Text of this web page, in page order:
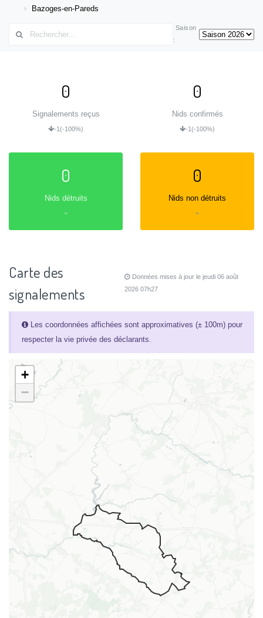
Bazoges-en-Pareds
Saison
:
0
Signalements reçus
-1(-100%)
0
Nids confirmés
-1(-100%)
0
Nids détruits
=
0
Nids non détruits
=
Carte des
signalements
Données mises à jour le jeudi 06 août
2026 07h27
Les coordonnées affichées sont approximatives (± 100m) pour
respecter la vie privée des déclarants.
+
−